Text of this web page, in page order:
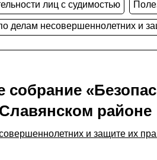
лиц с судимостью
делам несовершеннолетних и
собрание
районе
и защите их